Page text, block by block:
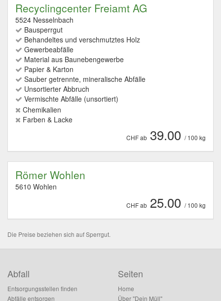
Recyclingcenter Freiamt AG
5524 Nesselnbach
Bausperrgut
Behandeltes und verschmutztes Holz
Gewerbeabfälle
Material aus Baunebengewerbe
Papier & Karton
Sauber getrennte, mineralische Abfälle
Unsortierter Abbruch
Vermischte Abfälle (unsortiert)
Chemikalien
Farben & Lacke
CHF ab 39.00 / 100 kg
Römer Wohlen
5610 Wohlen
CHF ab 25.00 / 100 kg
Die Preise beziehen sich auf Sperrgut.
Abfall
Entsorgungsstellen finden
Abfälle entsorgen
Seiten
Home
Über "Dein Müll"